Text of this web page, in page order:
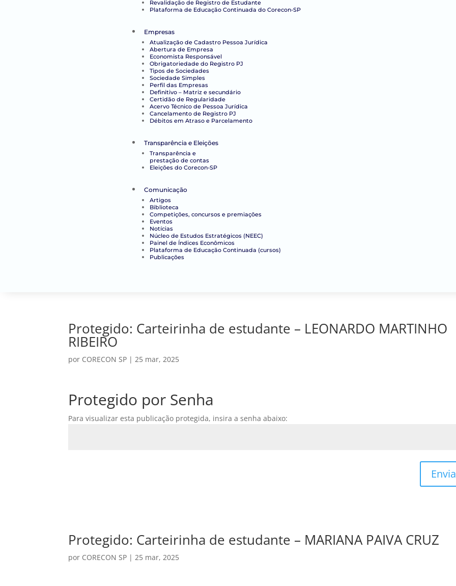
Revalidação de Registro de Estudante
Plataforma de Educação Continuada do Corecon-SP
Empresas
Atualização de Cadastro Pessoa Jurídica
Abertura de Empresa
Economista Responsável
Obrigatoriedade do Registro PJ
Tipos de Sociedades
Sociedade Simples
Perfil das Empresas
Definitivo – Matriz e secundário
Certidão de Regularidade
Acervo Técnico de Pessoa Jurídica
Cancelamento de Registro PJ
Débitos em Atraso e Parcelamento
Transparência e Eleições
Transparência e
prestação de contas
Eleições do Corecon-SP
Comunicação
Artigos
Biblioteca
Competições, concursos e premiações
Eventos
Notícias
Núcleo de Estudos Estratégicos (NEEC)
Painel de Índices Econômicos
Plataforma de Educação Continuada (cursos)
Publicações
Protegido: Carteirinha de estudante – LEONARDO MARTINHO
RIBEIRO
por CORECON SP |25 mar, 2025
Protegido por Senha
Para visualizar esta publicação protegida, insira a senha abaixo:
Protegido: Carteirinha de estudante – MARIANA PAIVA CRUZ
por CORECON SP |25 mar, 2025